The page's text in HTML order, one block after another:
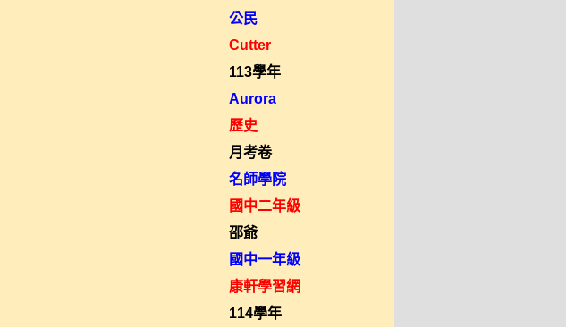
公民
Cutter
113學年
Aurora
歷史
月考卷
名師學院
國中二年級
邵爺
國中一年級
康軒學習網
114學年